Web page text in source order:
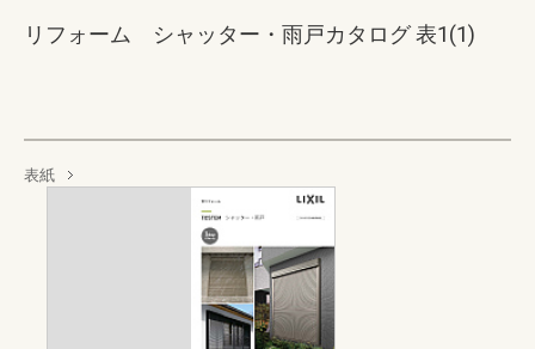
リフォーム シャッター・雨戸カタログ 表1(1)
表紙